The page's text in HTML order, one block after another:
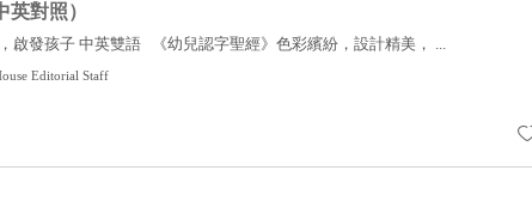
對照）
啟發孩子 中英雙語 《幼兒認字聖經》色彩繽紛，設計精美， ...
Editorial Staff